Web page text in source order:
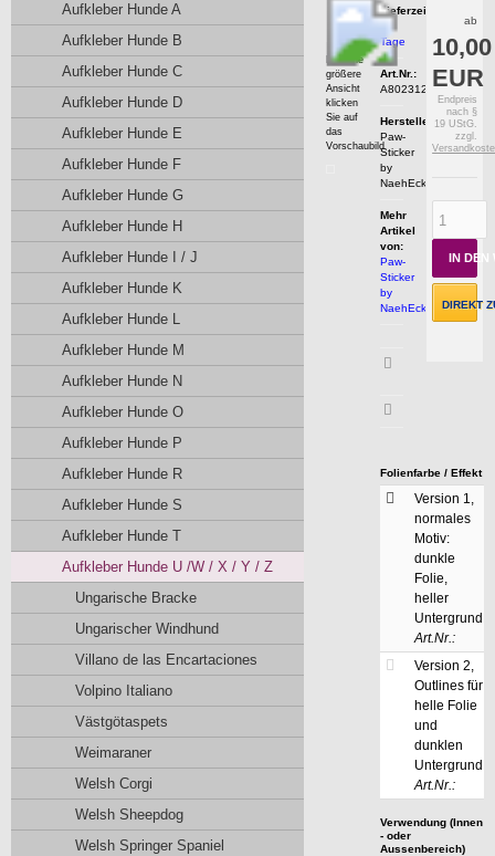
Für eine
größere
Ansicht
klicken
Sie auf
das
Vorschaubild
ab
10,00
EUR
Endpreis
nach §
19 UStG.
zzgl.
IN DEN
DIREKT
Lieferzeit:
7
Tage
Art.Nr.:
A80231201
Hersteller:
Paw-
Sticker
by
NaehEcke.com
Mehr
Artikel
von:
Paw-
Sticker
by
NaehEcke.com
Folienfarbe / Effekt
Version 1,
normales
Motiv:
dunkle
Folie,
heller
Untergrund
Art.Nr.:
Version 2,
Outlines für
helle Folie
und
dunklen
Untergrund
Art.Nr.:
Verwendung (Innen
- oder
Aussenbereich)
Aufkleber Hunde A
Aufkleber Hunde B
Aufkleber Hunde C
Aufkleber Hunde D
Aufkleber Hunde E
Aufkleber Hunde F
Aufkleber Hunde G
Aufkleber Hunde H
Aufkleber Hunde I / J
Aufkleber Hunde K
Aufkleber Hunde L
Aufkleber Hunde M
Aufkleber Hunde N
Aufkleber Hunde O
Aufkleber Hunde P
Aufkleber Hunde R
Aufkleber Hunde S
Aufkleber Hunde T
Aufkleber Hunde U /W / X / Y / Z
Ungarische Bracke
Ungarischer Windhund
Villano de las Encartaciones
Volpino Italiano
Västgötaspets
Weimaraner
Welsh Corgi
Welsh Sheepdog
Welsh Springer Spaniel